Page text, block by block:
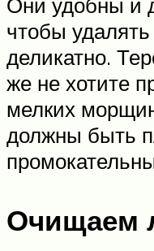
чтобы удалять
деликатно.
же не хотите
мелких
должны быть
Очищаем